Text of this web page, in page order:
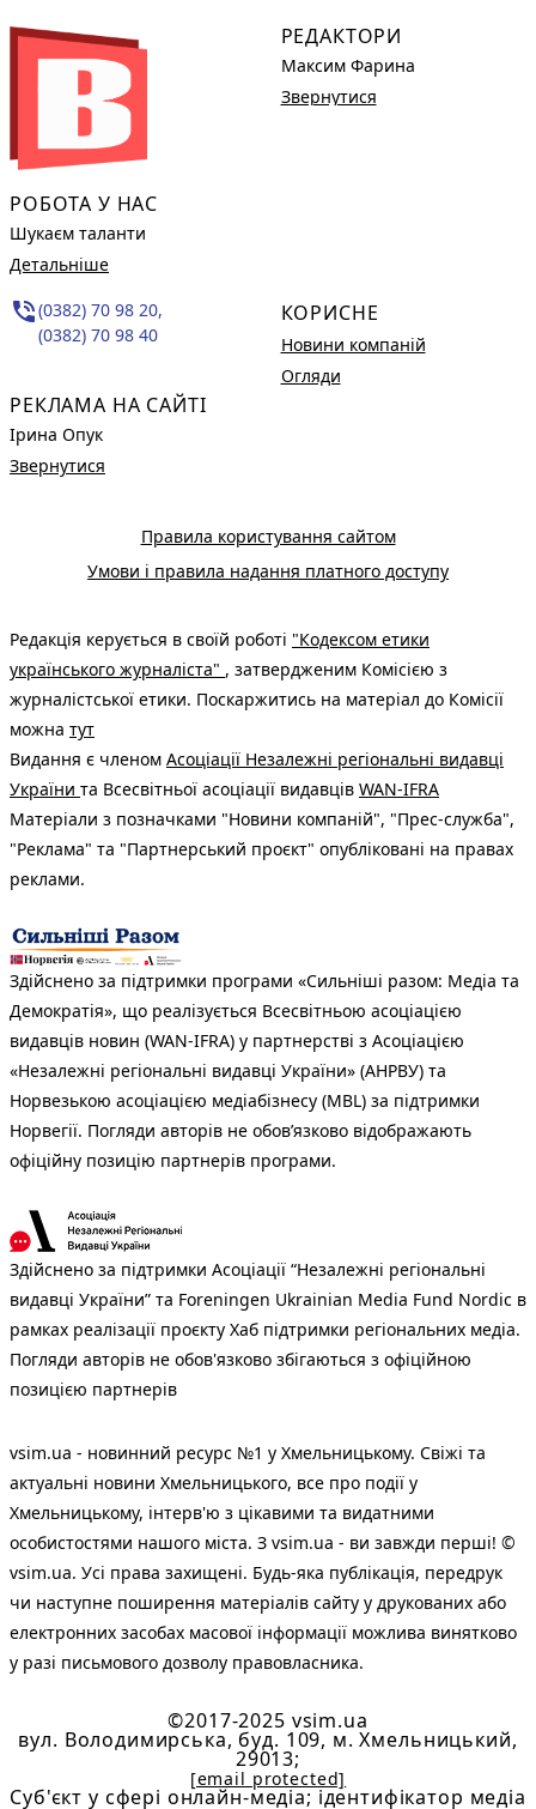
РОБОТА У НАС
Шукаєм таланти
Детальніше
phone_in_talk(0382) 70 98 20,
(0382) 70 98 40
РЕКЛАМА НА САЙТІ
Ірина Опук
Звернутися
РЕДАКТОРИ
Максим Фарина
Звернутися
КОРИСНЕ
Новини компаній
Огляди
Правила користування сайтом
Умови і правила надання платного доступу
Редакція керується в своїй роботі "Кодексом етики
українського журналіста" , затвердженим Комісією з
журналістської етики. Поскаржитись на матеріал до Комісії
можна тут
Видання є членом Асоціації Незалежні регіональні видавці
України та Всесвітньої асоціації видавців WAN-IFRA
Матеріали з позначками "Новини компаній", "Прес-служба",
"Реклама" та "Партнерський проєкт" опубліковані на правах
реклами.
Здійснено за підтримки програми «Сильніші разом: Медіа та
Демократія», що реалізується Всесвітньою асоціацією
видавців новин (WAN-IFRA) у партнерстві з Асоціацією
«Незалежні регіональні видавці України» (АНРВУ) та
Норвезькою асоціацією медіабізнесу (MBL) за підтримки
Норвегії. Погляди авторів не обов’язково відображають
офіційну позицію партнерів програми.
Здійснено за підтримки Асоціації “Незалежні регіональні
видавці України” та Foreningen Ukrainian Media Fund Nordic в
рамках реалізації проєкту Хаб підтримки регіональних медіа.
Погляди авторів не обов'язково збігаються з офіційною
позицією партнерів
vsim.ua - новинний ресурс №1 у Хмельницькому. Свіжі та
актуальні новини Хмельницького, все про події у
Хмельницькому, інтерв'ю з цікавими та видатними
особистостями нашого міста. З vsim.ua - ви завжди перші! ©
vsim.ua. Усі права захищені. Будь-яка публiкацiя, передрук
чи наступне поширення матеріалів сайту у друкованих або
електронних засобах масової інформації можлива винятково
у разі письмового дозволу правовласника.
©2017-2025 vsim.ua
вул. Володимирська, буд. 109, м. Хмельницький,
29013;
[email protected]
Cуб'єкт у сфері онлайн-медіа; ідентифікатор медіа